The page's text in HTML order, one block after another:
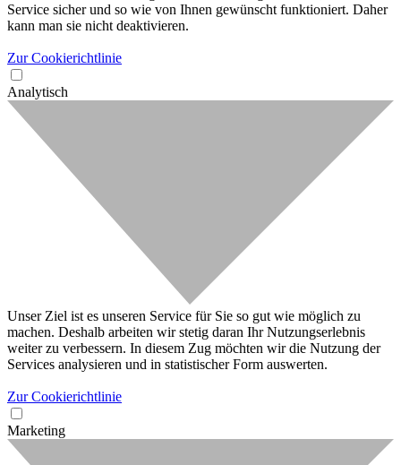
Service sicher und so wie von Ihnen gewünscht funktioniert. Daher
kann man sie nicht deaktivieren.
Zur Cookierichtlinie
Analytisch
Unser Ziel ist es unseren Service für Sie so gut wie möglich zu
machen. Deshalb arbeiten wir stetig daran Ihr Nutzungserlebnis
weiter zu verbessern. In diesem Zug möchten wir die Nutzung der
Services analysieren und in statistischer Form auswerten.
Zur Cookierichtlinie
Marketing